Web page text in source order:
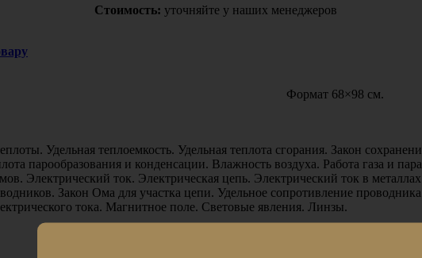
Стоимость: уточняйте у наших менеджеров
Формат 68×98 см.
Удельная теплоемкость. Удельная теплота сгорания. Закон
парообразования и конденсации. Влажность воздуха. Работа газа и
Электрический ток. Электрическая цепь. Электрический ток в
Закон Ома для участка цепи. Удельное сопротивление
тока. Магнитное поле. Световые явления. Линзы.